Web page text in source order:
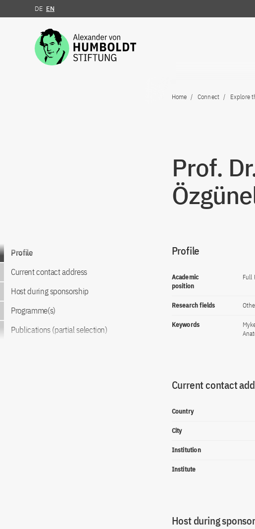
Jump to the content
DE EN
Home Connect Explore
Prof.
Go to content
Profile
Current contact address
Host during sponsorship
Programme(s)
Publications (partial selection)
Profile
Academic
position
Full
Research fields
Keywords
Current contact
Country
City
Institution
Institute
Host during